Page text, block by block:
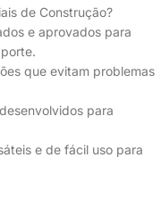
de Construção?
e aprovados para
que evitam problemas
para
e de fácil uso para